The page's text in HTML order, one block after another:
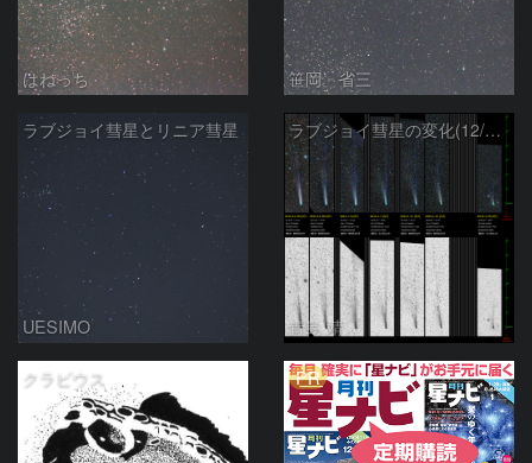
はねっち 笹岡 省三
ラブジョイ彗星とリニア彗星
UESIMO
ラブジョイ彗星の変化(12/29～1/29)
青島 靖
クラビウス PR